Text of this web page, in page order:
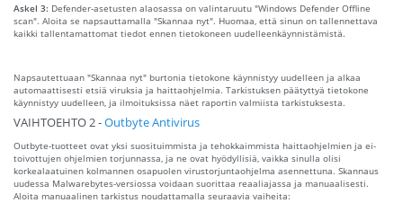
Askel 3: Defender-asetusten alaosassa on valintaruutu "Windows Defender Offline
scan". Aloita se napsauttamalla "Skannaa nyt". Huomaa, että sinun on tallennettava
kaikki tallentamattomat tiedot ennen tietokoneen uudelleenkäynnistämistä.
Napsautettuaan "Skannaa nyt" burtonia tietokone käynnistyy uudelleen ja alkaa
automaattisesti etsiä viruksia ja haittaohjelmia. Tarkistuksen päätyttyä tietokone
käynnistyy uudelleen, ja ilmoituksissa näet raportin valmiista tarkistuksesta.
VAIHTOEHTO 2 -Outbyte Antivirus
Outbyte-tuotteet ovat yksi suosituimmista ja tehokkaimmista haittaohjelmien ja ei-
toivottujen ohjelmien torjunnassa, ja ne ovat hyödyllisiä, vaikka sinulla olisi
korkealaatuinen kolmannen osapuolen virustorjuntaohjelma asennettuna. Skannaus
uudessa Malwarebytes-versiossa voidaan suorittaa reaaliajassa ja manuaalisesti.
Aloita manuaalinen tarkistus noudattamalla seuraavia vaiheita: